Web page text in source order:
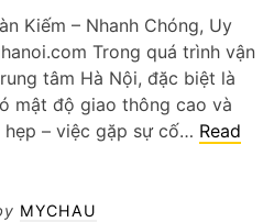
Kiếm – Nhanh Chóng, Uy
Trong quá trình vận
tâm Hà Nội, đặc biệt là
mật độ giao thông cao và
– việc gặp sự cố… Read
MYCHAU